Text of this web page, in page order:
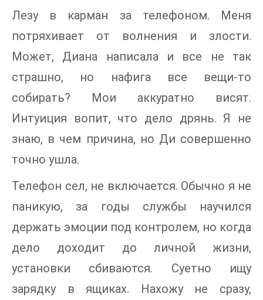
Лезу в карман за телефоном. Меня
потряхивает от волнения и злости.
Может, Диана написала и все не так
страшно, но нафига все вещи-то
собирать? Мои аккуратно висят.
Интуиция вопит, что дело дрянь. Я не
знаю, в чем причина, но Ди совершенно
точно ушла.
Телефон сел, не включается. Обычно я не
паникую, за годы службы научился
держать эмоции под контролем, но когда
дело доходит до личной жизни,
установки сбиваются. Суетно ищу
зарядку в ящиках. Нахожу не сразу,